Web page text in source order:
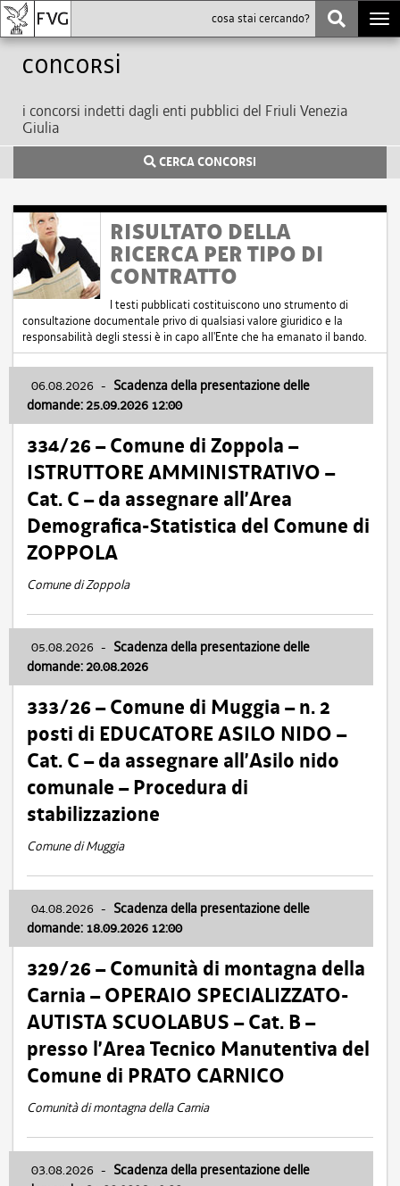
Concorsi
i concorsi indetti dagli enti pubblici del Friuli Venezia
Giulia
CERCA CONCORSI
RISULTATO DELLA
RICERCA PER TIPO DI
CONTRATTO
I testi pubblicati costituiscono uno strumento di
consultazione documentale privo di qualsiasi valore giuridico e la
responsabilità degli stessi è in capo all'Ente che ha emanato il bando.
06.08.2026 - Scadenza della presentazione delle
domande: 25.09.2026 12:00
334/26 – Comune di Zoppola –
ISTRUTTORE AMMINISTRATIVO –
Cat. C – da assegnare all’Area
Demografica-Statistica del Comune di
ZOPPOLA
Comune di Zoppola
05.08.2026 - Scadenza della presentazione delle
domande: 20.08.2026
333/26 – Comune di Muggia – n. 2
posti di EDUCATORE ASILO NIDO –
Cat. C – da assegnare all’Asilo nido
comunale – Procedura di
stabilizzazione
Comune di Muggia
04.08.2026 - Scadenza della presentazione delle
domande: 18.09.2026 12:00
329/26 – Comunità di montagna della
Carnia – OPERAIO SPECIALIZZATO-
AUTISTA SCUOLABUS – Cat. B –
presso l’Area Tecnico Manutentiva del
Comune di PRATO CARNICO
Comunità di montagna della Carnia
03.08.2026 - Scadenza della presentazione delle